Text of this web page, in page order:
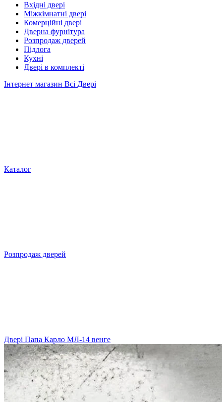
Вхідні двері
Міжкімнатні двері
Комерційні двері
Дверна фурнітура
Розпродаж дверей
Підлога
Кухні
Двері в комплекті
Інтернет магазин Всі Двері
Каталог
Розпродаж дверей
Двері Папа Карло МЛ-14 венге